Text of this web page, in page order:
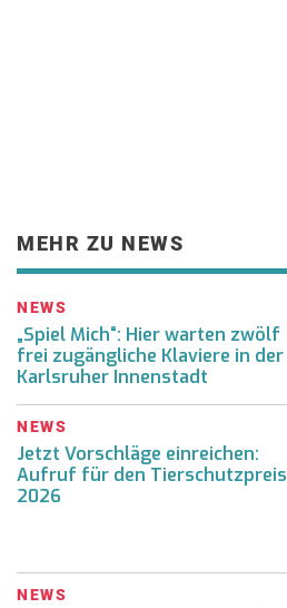
MEHR ZU NEWS
NEWS
„Spiel Mich“: Hier warten zwölf
frei zugängliche Klaviere in der
Karlsruher Innenstadt
NEWS
Jetzt Vorschläge einreichen:
Aufruf für den Tierschutzpreis
2026
NEWS